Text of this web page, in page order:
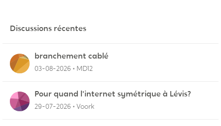
Discussions récentes
branchement cablé
03-08-2026 MD12
Pour quand l'internet symétrique à Lévis?
29-07-2026 Voork